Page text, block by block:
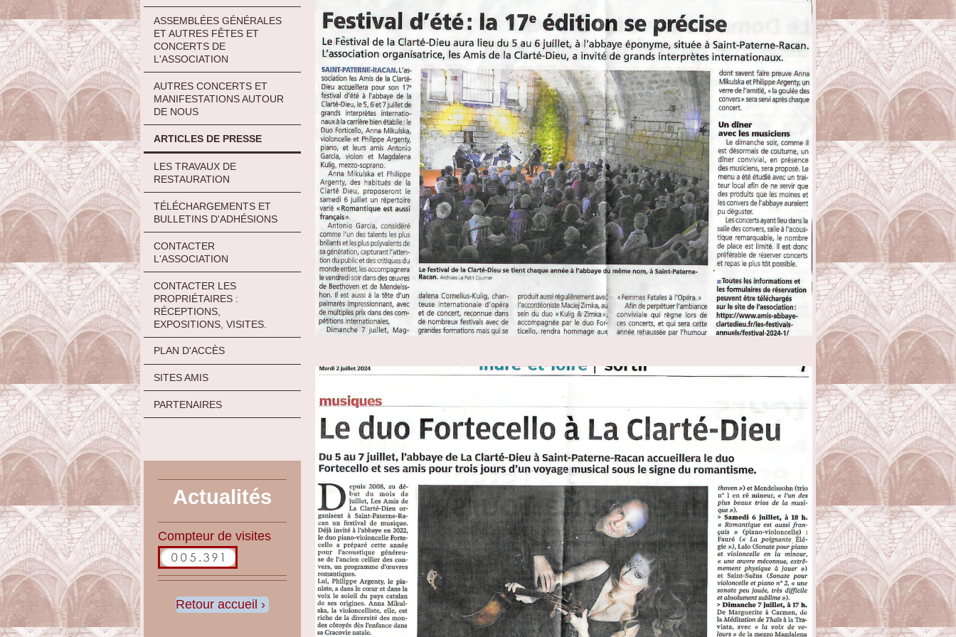
ASSEMBLÉES GÉNÉRALES
ET AUTRES FÊTES ET
CONCERTS DE
L'ASSOCIATION
AUTRES CONCERTS ET
MANIFESTATIONS AUTOUR
DE NOUS
ARTICLES DE PRESSE
LES TRAVAUX DE
RESTAURATION
TÉLÉCHARGEMENTS ET
BULLETINS D'ADHÉSIONS
CONTACTER
L'ASSOCIATION
CONTACTER LES
PROPRIÉTAIRES :
RÉCEPTIONS,
EXPOSITIONS, VISITES.
PLAN D'ACCÈS
SITES AMIS
PARTENAIRES
Actualités
Compteur de visites
Retour accueil